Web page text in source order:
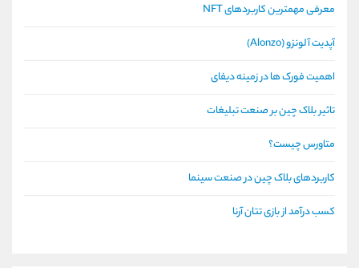
معرفی مهمترین کاربردهای NFT
آپدیت آلونزو (Alonzo)
اهمیت فورک ها در زمینه دیفای
تاثیر بلاک چین بر صنعت تبلیغات
متاورس چیست؟
کاربردهای بلاک چین در صنعت سینما
کسب درآمد از بازی تتان آرنا